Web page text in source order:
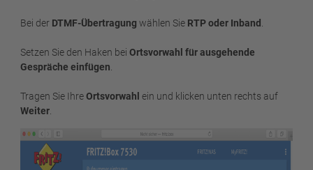
Bei der DTMF-Übertragung wählen Sie RTP oder Inband
Setzen Sie den Haken bei Ortsvorwahl für ausgehende
Gespräche einfügen
Tragen Sie IhreOrtsvorwahl ein und klicken unten rechts auf
Weiter